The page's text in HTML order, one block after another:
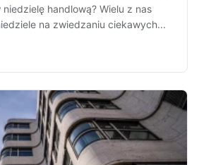
handlową? Wielu z nas
na zwiedzaniu ciekawych...